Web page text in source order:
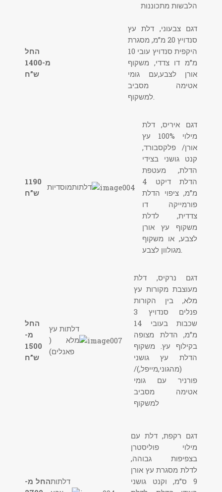
הלבשות מתכוננות
דגם צבעוני, דלת עץ
סנדויץ 20 מ”מ, מסגרת
היקפית סנדויץ עובי 10
מ”מ דו צדדי, משקוף
אורן לצבע,עם גומי
אטימה מסביב
למשקוף.
החל
מ-1400
ש”ח
דגם איריס, דלת
מילוי 100% עץ
אורן/ פלקסבורד,
קנט גושני בצידי
הדלת, מעטפת
הדלת דיקט 4
מ”מ, ציפוי הדלת
פורמייקה דו
צדדית, לדלת
משקוף עץ אורן
לצבע, או משקוף
מגולוון לצבע.
דלתותמוסדיות
1190
ש”ח
דגם נרקיס, דלת
מעוצבת מקורות עץ
מלא, בין הקורות
פנלים סנדויץ 3
שכבות בעובי 14
מ”מ, הדלת מצופה
בקילוף עץ. משקוף
הדלת עץ גושני
(מהגוני,מייפל,)/
פורניר עם גומי
אטימה מסביב
למשקוף
דלתות עץ
מלא (
פאנלים)
החל
מ-
1500
ש”ח
דגם רקפת, דלת עם
מילוי פוליסטרן
בצפיפות גבוהה,
לדלת מסגרת עץ אורן
9 ס”מ, וקנט גושני
דלתותהחל מ-